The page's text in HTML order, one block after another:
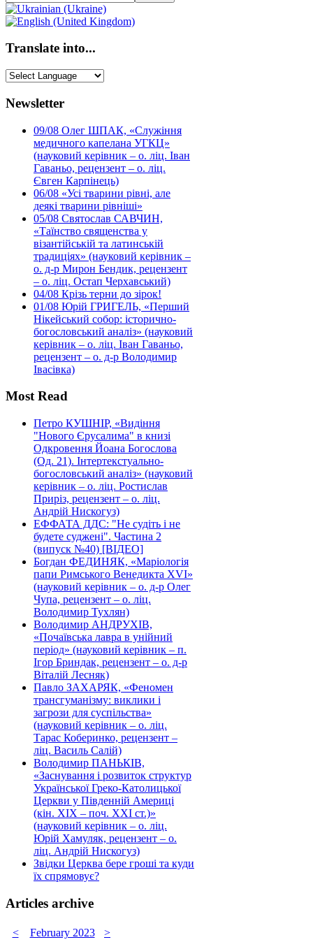
Translate into...
Newsletter
09/08 Олег ШПАК, «Служіння
медичного капелана УГКЦ»
(науковий керівник – о. ліц. Іван
Гаваньо, рецензент – о. ліц.
Євген Карпінець)
06/08 «Усі тварини рівні, але
деякі тварини рівніші»
05/08 Святослав САВЧИН,
«Таїнство священства у
візантійській та латинській
традиціях» (науковий керівник –
о. д-р Мирон Бендик, рецензент
– о. ліц. Остап Черхавський)
04/08 Крізь терни до зірок!
01/08 Юрій ГРИГЕЛЬ, «Перший
Нікейський собор: історично-
богословський аналіз» (науковий
керівник – о. ліц. Іван Гаваньо,
рецензент – о. д-р Володимир
Івасівка)
Most Read
Петро КУШНІР, «Видіння
"Нового Єрусалима" в книзі
Одкровення Йоана Богослова
(Од. 21). Інтертекстуально-
богословський аналіз» (науковий
керівник – о. ліц. Ростислав
Приріз, рецензент – о. ліц.
Андрій Нискогуз)
ЕФФАТА ДДС: "Не судіть і не
будете суджені". Частина 2
(випуск №40) [ВІДЕО]
Богдан ФЕДИНЯК, «Маріологія
папи Римського Венедикта XVI»
(науковий керівник – о. д-р Олег
Чупа, рецензент – о. ліц.
Володимир Тухлян)
Володимир АНДРУХІВ,
«Почаївська лавра в унійний
період» (науковий керівник – п.
Ігор Бриндак, рецензент – о. д-р
Віталій Лесняк)
Павло ЗАХАРЯК, «Феномен
трансгуманізму: виклики і
загрози для суспільства»
(науковий керівник – о. ліц.
Тарас Коберинко, рецензент –
ліц. Василь Салій)
Володимир ПАНЬКІВ,
«Заснування і розвиток структур
Української Греко-Католицької
Церкви у Південній Америці
(кін. ХІХ – поч. ХХІ ст.)»
(науковий керівник – о. ліц.
Юрій Хамуляк, рецензент – о.
ліц. Андрій Нискогуз)
Звідки Церква бере гроші та куди
їх спрямовує?
Articles archive
< February 2023
>